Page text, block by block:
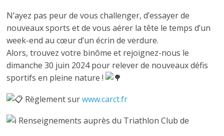
N’ayez pas peur de vous challenger, d’essayer de
nouveaux sports et de vous aérer la tête le temps d’un
week-end au cœur d’un écrin de verdure.
Alors, trouvez votre binôme et rejoignez-nous le
dimanche 30 juin 2024 pour relever de nouveaux défis
sportifs en pleine nature !
Règlement surwww.carct.fr
Renseignements auprès du Triathlon Club de